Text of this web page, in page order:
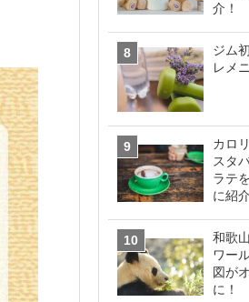
介！
ジム
レメ
カロ
スタ
ラテ
に紹
和歌
ワー
図が
に！